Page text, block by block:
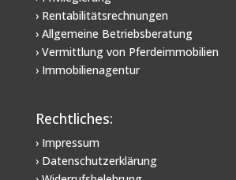
› Rentabilitätsrechnungen
› Allgemeine Betriebsberatung
› Vermittlung von Pferdeimmobilien
› Immobilienagentur
Rechtliches:
› Impressum
› Datenschutzerklärung